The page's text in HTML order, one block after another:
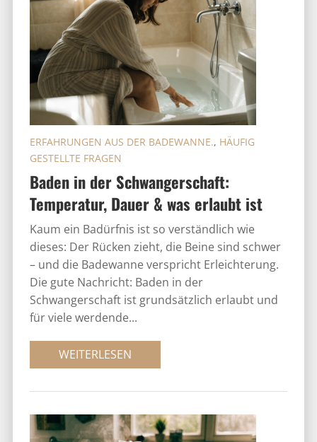
Baden in der Schwangerschaft:
Temperatur, Dauer & was erlaubt ist
ERFAHRUNGEN AUS DER BADEWANNE., HÄUFIG
GESTELLTE FRAGEN
Kaum ein Badürfnis ist so verständlich wie
dieses: Der Rücken zieht, die Beine sind schwer
– und die Badewanne verspricht Erleichterung.
Die gute Nachricht: Baden in der
Schwangerschaft ist grundsätzlich erlaubt und
für viele werdende...
WEITERLESEN